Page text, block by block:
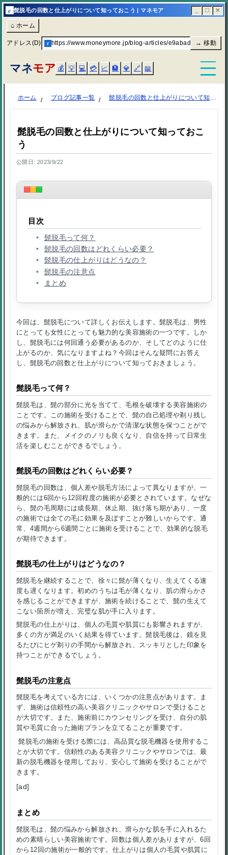
e 髭脱毛の回数と仕上がりについて知っておこう | マネモア ☐ ✕
⌂ ホーム
アドレス(D) e https://www.moneymore.jp/blog-articles/ → 移動
マネモア 💰 💡 💻 💳 📈 🏦 💎 🔗 📖
ホーム ブログ記事一覧 髭脱毛の回数と仕上がりについて知っておこう
髭脱毛の回数と仕上がりについて知っておこ
う
公開日: 2023/9/22
目次
髭脱毛って何？
髭脱毛の回数はどれくらい必要？
髭脱毛の仕上がりはどうなの？
髭脱毛の注意点
まとめ
今回は、髭脱毛について詳しくお伝えします。髭脱毛は、男性
にとっても女性にとっても魅力的な美容施術の一つです。しか
し、髭脱毛には何回通う必要があるのか、そしてどのように仕
上がるのか、気になりますよね？今回はそんな疑問にお答え
し、髭脱毛の回数と仕上がりについて知っておきましょう。
髭脱毛って何？
髭脱毛は、髭の部分に光を当てて、毛根を破壊する美容施術の
ことです。この施術を受けることで、髭の自己処理や剃り残し
の悩みから解放され、肌が滑らかで清潔な状態を保つことがで
きます。また、メイクのノリも良くなり、自信を持って日常生
活を楽しむことができるでしょう。
髭脱毛の回数はどれくらい必要？
髭脱毛の回数は、個人差や脱毛方法によって異なりますが、一
般的には6回から12回程度の施術が必要とされています。なぜな
ら、髭の毛周期には成長期、休止期、抜け落ち期があり、一度
の施術では全ての毛に効果を及ぼすことが難しいからです。通
常、4週間から6週間ごとに施術を受けることで、効果的な脱毛
が期待できます。
髭脱毛の仕上がりはどうなの？
髭脱毛を継続することで、徐々に髭が薄くなり、生えてくる速
度も遅くなります。初めのうちは毛が薄くなり、肌の滑らかさ
を感じることができますが、施術を続けることで、髭の生えて
こない箇所が増え、完璧な肌が手に入ります。
髭脱毛の仕上がりは、個人の毛質や肌質にも影響されますが、
多くの方が満足のいく結果を得ています。髭脱毛後は、鏡を見
るたびにヒゲ剃りの手間から解放され、スッキリとした印象を
持つことができるでしょう。
髭脱毛の注意点
髭脱毛を考えている方には、いくつかの注意点があります。ま
ず、施術は信頼性の高い美容クリニックやサロンで受けること
が大切です。また、施術前にカウンセリングを受け、自分の肌
質や毛質に合った施術プランを立てることが重要です。
​ 髭脱毛の施術を受ける際には、高品質な脱毛機器を使用するこ
とが大切です。信頼性のある美容クリニックやサロンでは、最
新の脱毛機器を使用しており、安心して施術を受けることがで
きます。
[ad]
まとめ
髭脱毛は、髭の悩みから解放され、滑らかな肌を手に入れるた
めの素晴らしい美容施術です。回数は個人差がありますが、6回
から12回の施術が一般的です。仕上がりは個人の毛質や肌質に